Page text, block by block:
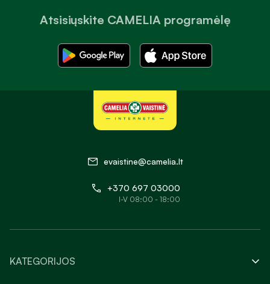
Atsisiųskite CAMELIA programėlę
evaistine@camelia.lt
+370 697 03000
I-V 08:00 - 18:00
KATEGORIJOS